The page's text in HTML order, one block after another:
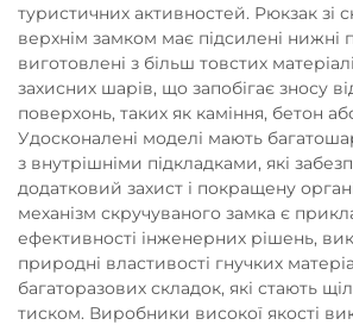
туристичних активностей. Рюкзак зі
верхнім замком має підсилені нижні
виготовлені з більш товстих
захисних шарів, що запобігає зносу
поверхонь, таких як каміння, бетон
Удосконалені моделі мають
з внутрішніми підкладками, які
додатковий захист і покращену
механізм скручуваного замка є
ефективності інженерних рішень,
природні властивості гнучких
багаторазових складок, які стають
тиском. Виробники високої якості